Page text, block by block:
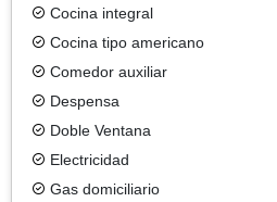
Cocina integral
Cocina tipo americano
Comedor auxiliar
Despensa
Doble Ventana
Electricidad
Gas domiciliario